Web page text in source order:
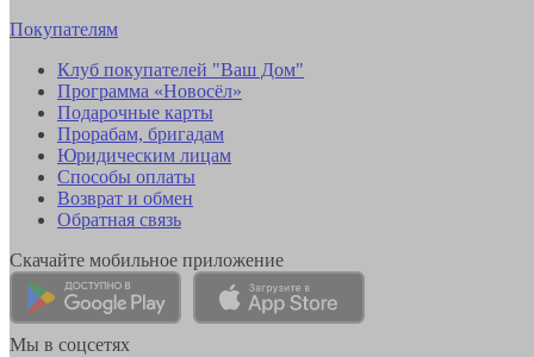
Покупателям
Клуб покупателей "Ваш Дом"
Программа «Новосёл»
Подарочные карты
Прорабам, бригадам
Юридическим лицам
Способы оплаты
Возврат и обмен
Обратная связь
Скачайте мобильное приложение
Мы в соцсетях